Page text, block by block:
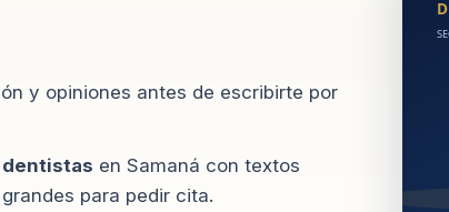
y opiniones antes de escribirte por
dentistas en Samaná con textos
para pedir cita.